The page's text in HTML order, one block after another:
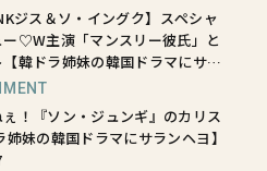
ジス＆ソ・イングク】スペシャ
♡W主演「マンスリー彼氏」と
韓ドラ姉妹の韓国ドラマにサラ
vol.38
！『ソン・ジュンギ』のカリス
姉妹の韓国ドラマにサランヘヨ】